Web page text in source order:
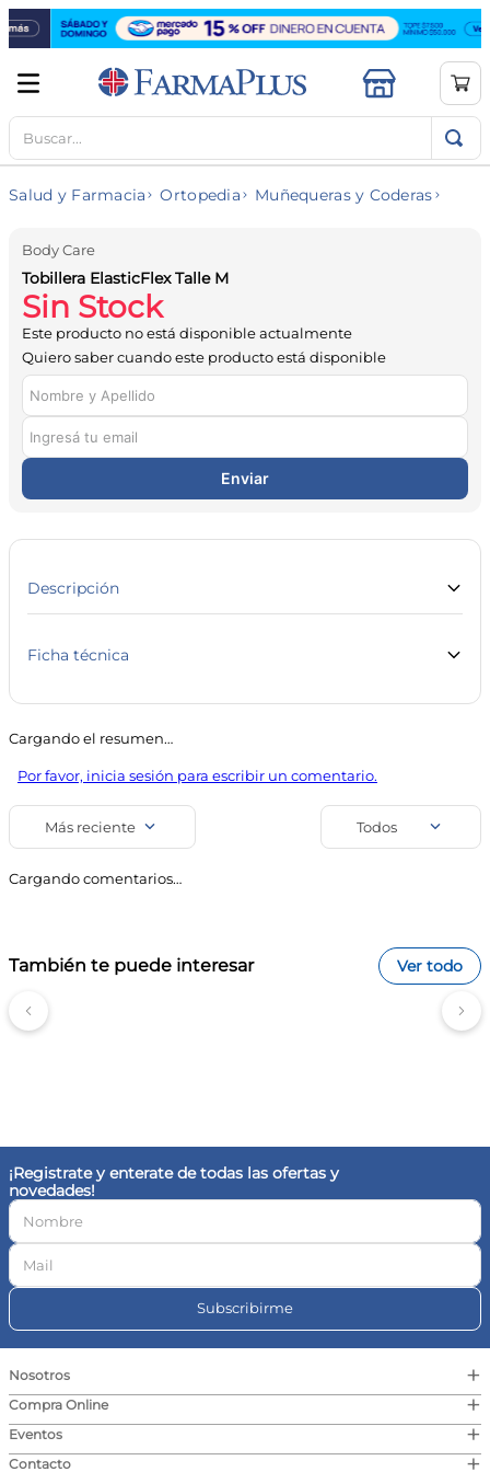
Buscar...
Salud y Farmacia Ortopedia Muñequeras y Coderas
Body Care
Tobillera ElasticFlex Talle M
Sin Stock
Este producto no está disponible actualmente
Quiero saber cuando este producto está disponible
Enviar
Descripción
Ficha técnica
23697
7798082448911
Uso
Muñequeras y Coderas
Cargando el resumen…
Por favor, inicia sesión para escribir un comentario.
Más reciente Todos
Cargando comentarios…
También te puede interesar Ver todo
¡Registrate y enterate de todas las ofertas y
novedades!
Subscribirme
Nosotros +
Compra Online +
Eventos +
Contacto +
TÉRMINOS MÁS BUSCADOS
1.
mela b3
2.
cerave limpieza
3.
creatina
4.
loreal
5.
shampoo
6.
proteina
.
ibuprofeno
.
vitamina c